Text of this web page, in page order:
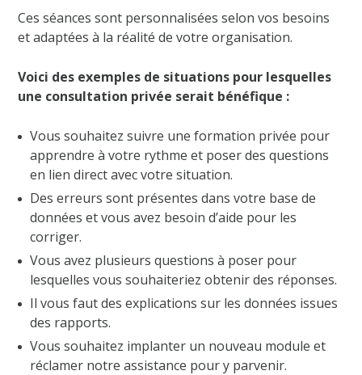
Ces séances sont personnalisées selon vos besoins
et adaptées à la réalité de votre organisation.
Voici des exemples de situations pour lesquelles
une consultation privée serait bénéfique :
Vous souhaitez suivre une formation privée pour
apprendre à votre rythme et poser des questions
en lien direct avec votre situation.
Des erreurs sont présentes dans votre base de
données et vous avez besoin d’aide pour les
corriger.
Vous avez plusieurs questions à poser pour
lesquelles vous souhaiteriez obtenir des réponses.
Il vous faut des explications sur les données issues
des rapports.
Vous souhaitez implanter un nouveau module et
réclamer notre assistance pour y parvenir.